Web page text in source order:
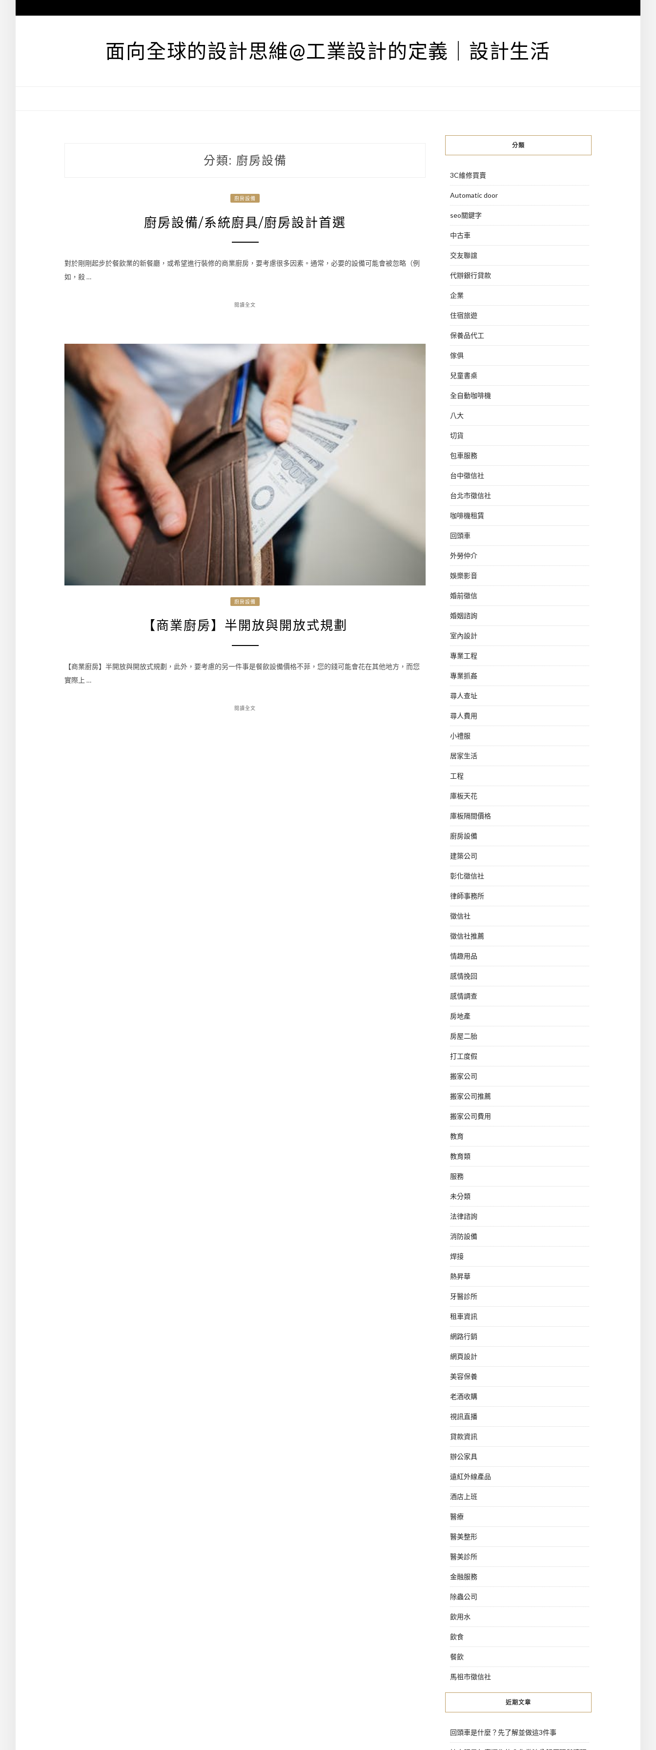
至
面向全球的設計思維@工業設計的定義｜設計生活
分類: 廚房設備
廚房設備
廚房設備/系統廚具/廚房設計首選
對於剛剛起步於餐飲業的新餐廳，或希望進行裝修的商業廚房，要考慮很多因素。通常，必要的設備可能會被忽略（例
如，殺 …
閱讀全文
廚房設備
【商業廚房】半開放與開放式規劃
【商業廚房】半開放與開放式規劃，此外，要考慮的另一件事是餐飲設備價格不菲，您的錢可能會花在其他地方，而您
實際上 …
閱讀全文
分類
3C維修買賣
Automatic door
seo關鍵字
中古車
交友聯誼
代辦銀行貸款
企業
住宿旅遊
保養品代工
傢俱
兒童書桌
全自動咖啡機
八大
切貨
包車服務
台中徵信社
台北市徵信社
咖啡機租賃
回頭車
外勞仲介
娛樂影音
婚前徵信
婚姻諮詢
室內設計
專業工程
專業抓姦
尋人查址
尋人費用
小禮服
居家生活
工程
庫板天花
庫板隔間價格
廚房設備
建築公司
彰化徵信社
律師事務所
徵信社
徵信社推薦
情趣用品
感情挽回
感情調查
房地產
房屋二胎
打工度假
搬家公司
搬家公司推薦
搬家公司費用
教育
教育類
服務
未分類
法律諮詢
消防設備
焊接
熱昇華
牙醫診所
租車資訊
網路行銷
網頁設計
美容保養
老酒收購
視訊直播
貸款資訊
辦公家具
遠紅外線產品
酒店上班
醫療
醫美整形
醫美診所
金融服務
除蟲公司
飲用水
飲食
餐飲
馬祖市徵信社
近期文章
回頭車是什麼？先了解並做這3件事